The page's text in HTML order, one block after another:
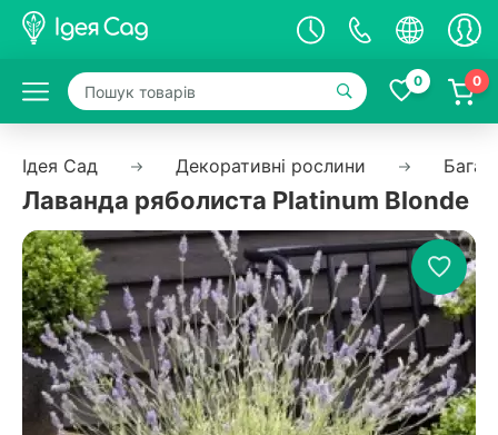
0 0
Ідея Сад Декоративні рослини
Лаванда ряболиста Platinum Blonde